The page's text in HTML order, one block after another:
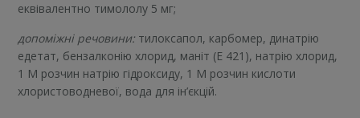
еквівалентно тимололу 5 мг;
допоміжні речовини: тилоксапол, карбомер, динатрію
едетат, бензалконію хлорид, маніт (Е 421), натрію хлорид,
1 М розчин натрію гідроксиду, 1 М розчин кислоти
хлористоводневої, вода для ін’єкцій.